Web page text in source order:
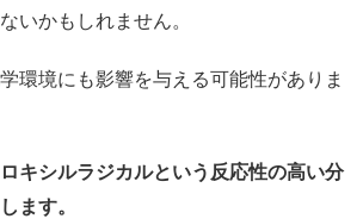
いかもしれません。
環境にも影響を与える可能性がありま
キシルラジカルという反応性の高い分
ます。